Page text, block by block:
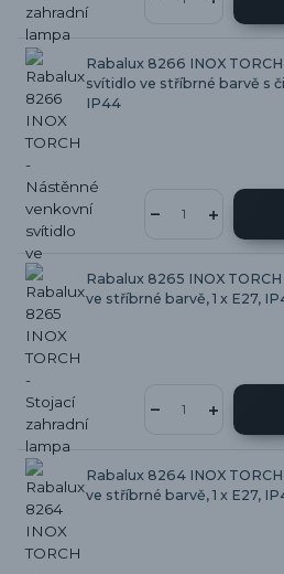
Rabalux 8266 INOX
svítidlo ve stříbrné barvě s
IP44
Rabalux 8265 INOX
ve stříbrné barvě, 1 x E27,
Rabalux 8264 INOX
ve stříbrné barvě, 1 x E27,